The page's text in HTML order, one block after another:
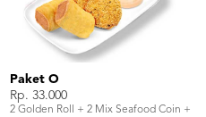
Paket O
Rp. 33.000
2 Golden Roll + 2 Mix Seafood Coin +